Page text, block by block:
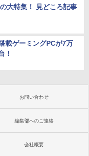
大特集！ 見どころ記事
載ゲーミングPCが7万
！
お問い合わせ
編集部へのご連絡
会社概要